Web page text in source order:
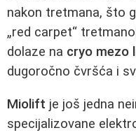
nakon tretmana, što
„red carpet“
dolaze na cryo mezo
dugoročno čvršća i
Miolift je još jedna
specijalizovane